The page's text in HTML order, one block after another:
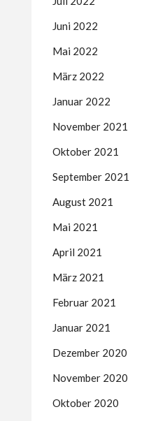
Juni 2022
Mai 2022
März 2022
Januar 2022
November 2021
Oktober 2021
September 2021
August 2021
Mai 2021
April 2021
März 2021
Februar 2021
Januar 2021
Dezember 2020
November 2020
Oktober 2020